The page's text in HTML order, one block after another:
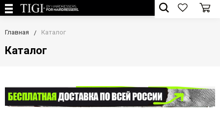
Главная Каталог
Каталог